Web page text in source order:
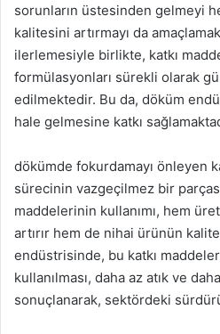
sorunların üstesinden gelmeyi
kalitesini artırmayı da
ilerlemesiyle birlikte, katkı
formülasyonları sürekli olarak
edilmektedir. Bu da, döküm
hale gelmesine katkı
dökümde fokurdamayı önleyen
sürecinin vazgeçilmez bir
maddelerinin kullanımı, hem
artırır hem de nihai ürünün
endüstrisinde, bu katkı
kullanılması, daha az atık ve
sonuçlanarak, sektördeki